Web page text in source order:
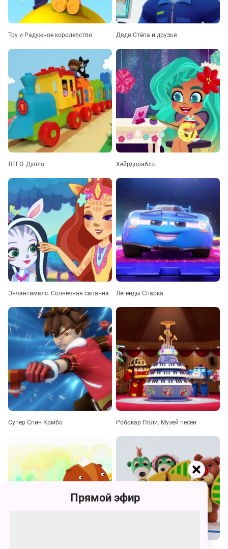
Тру и Радужное королевство Дядя Стёпа и друзья
ЛЕГО. Дупло Хейрдораблз
Энчантималс. Солнечная саванна Легенды Спарка
Супер Спин Комбо Робокар Поли. Музей песен
Прямой эфир